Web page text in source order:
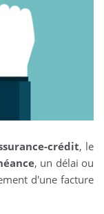
crédit, le
, un délai ou
d'une facture